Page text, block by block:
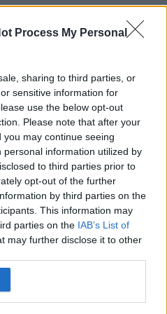
Process My Personal
sharing to third parties, or
sensitive information for
use the below opt-out
Please note that after your
may continue seeing
information utilized by
to third parties prior to
opt-out of the further
by third parties on the
This information may
parties on the IAB’s List of
may further disclose it to other
noastre
în weekendul 8-9